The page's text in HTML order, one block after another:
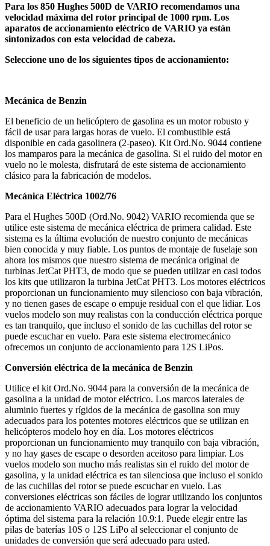
Para los 850 Hughes 500D de VARIO recomendamos una
velocidad máxima del rotor principal de 1000 rpm. Los
aparatos de accionamiento eléctrico de VARIO ya están
sintonizados con esta velocidad de cabeza.
Seleccione uno de los siguientes tipos de accionamiento:
Mecánica de Benzin
El beneficio de un helicóptero de gasolina es un motor robusto y
fácil de usar para largas horas de vuelo. El combustible está
disponible en cada gasolinera (2-paseo). Kit Ord.No. 9044 contiene
los mamparos para la mecánica de gasolina. Si el ruido del motor en
vuelo no le molesta, disfrutará de este sistema de accionamiento
clásico para la fabricación de modelos.
Mecánica Eléctrica 1002/76
Para el Hughes 500D (Ord.No. 9042) VARIO recomienda que se
utilice este sistema de mecánica eléctrica de primera calidad. Este
sistema es la última evolución de nuestro conjunto de mecánicas
bien conocida y muy fiable. Los puntos de montaje de fuselaje son
ahora los mismos que nuestro sistema de mecánica original de
turbinas JetCat PHT3, de modo que se pueden utilizar en casi todos
los kits que utilizaron la turbina JetCat PHT3. Los motores eléctricos
proporcionan un funcionamiento muy silencioso con baja vibración,
y no tienen gases de escape o empuje residual con el que lidiar. Los
vuelos modelo son muy realistas con la conducción eléctrica porque
es tan tranquilo, que incluso el sonido de las cuchillas del rotor se
puede escuchar en vuelo. Para este sistema electromecánico
ofrecemos un conjunto de accionamiento para 12S LiPos.
Conversión eléctrica de la mecánica de Benzin
Utilice el kit Ord.No. 9044 para la conversión de la mecánica de
gasolina a la unidad de motor eléctrico. Los marcos laterales de
aluminio fuertes y rígidos de la mecánica de gasolina son muy
adecuados para los potentes motores eléctricos que se utilizan en
helicópteros modelo hoy en día. Los motores eléctricos
proporcionan un funcionamiento muy tranquilo con baja vibración,
y no hay gases de escape o desorden aceitoso para limpiar. Los
vuelos modelo son mucho más realistas sin el ruido del motor de
gasolina, y la unidad eléctrica es tan silenciosa que incluso el sonido
de las cuchillas del rotor se puede escuchar en vuelo. Las
conversiones eléctricas son fáciles de lograr utilizando los conjuntos
de accionamiento VARIO adecuados para lograr la velocidad
óptima del sistema para la relación 10.9:1. Puede elegir entre las
pilas de baterías 10S o 12S LiPo al seleccionar el conjunto de
unidades de conversión que será adecuado para usted.